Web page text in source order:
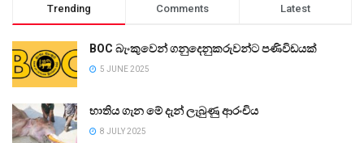
Trending Comments Latest
BOC බැංකුවෙන් ගනුදෙනුකරුවන්ට පණිවිඩයක්
5 JUNE 2025
භාතිය ගැන මේ දැන් ලැබුණු ආරංචිය
8 JULY 2025